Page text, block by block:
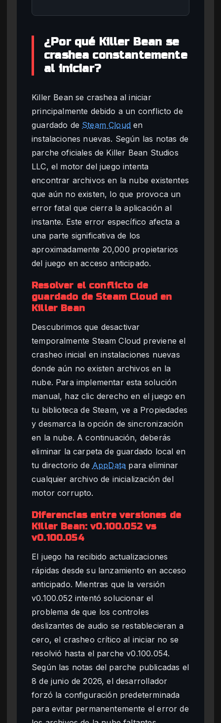
¿Por qué Killer Bean se
crashea constantemente
al iniciar?
Killer Bean se crashea al iniciar
principalmente debido a un conflicto de
guardado de Steam Cloud en
instalaciones nuevas. Según las notas de
parche oficiales de Killer Bean Studios
LLC, el motor del juego intenta
encontrar archivos en la nube existentes
que aún no existen, lo que provoca un
error fatal que cierra la aplicación al
instante. Este error específico afecta a
una parte significativa de los
aproximadamente 20,000 propietarios
del juego en acceso anticipado.
Resolver el conflicto de
guardado de Steam Cloud en
Killer Bean
Descubrimos que desactivar
temporalmente Steam Cloud previene el
crasheo inicial en instalaciones nuevas
donde aún no existen archivos en la
nube. Para implementar esta solución
manual, haz clic derecho en el juego en
tu biblioteca de Steam, ve a Propiedades
y desmarca la opción de sincronización
en la nube. A continuación, deberás
eliminar la carpeta de guardado local en
tu directorio de AppData para eliminar
cualquier archivo de inicialización del
motor corrupto.
Diferencias entre versiones de
Killer Bean: v0.100.052 vs
v0.100.054
El juego ha recibido actualizaciones
rápidas desde su lanzamiento en acceso
anticipado. Mientras que la versión
v0.100.052 intentó solucionar el
problema de que los controles
deslizantes de audio se restablecieran a
cero, el crasheo crítico al iniciar no se
resolvió hasta el parche v0.100.054.
Según las notas del parche publicadas el
8 de junio de 2026, el desarrollador
forzó la configuración predeterminada
para evitar permanentemente el error de